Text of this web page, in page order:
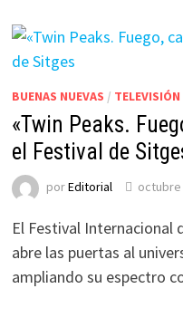
BUENAS NUEVAS / TELEVISIÓN
«Twin Peaks.
el Festival de
porEditorial octubre
El Festival Internacional
abre las puertas al
ampliando su espectro